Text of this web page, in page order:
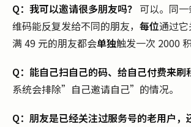
Q：我可以邀请很多朋友吗？ 可以。同
维码能反复发给不同的朋友， 每位通过
满 49 元的朋友都会单独触发一次 2000
Q：能自己扫自己的码、给自己付费来刷
系统会排除”自己邀请自己”的情况。
Q：朋友是已经关注过服务号的老用户，